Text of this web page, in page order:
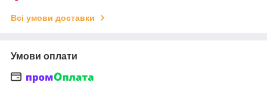
Всі умови доставки
Умови оплати